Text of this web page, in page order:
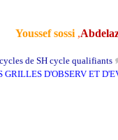
,
Youssef sossi
de SH cycle qualifiants
GRILLES D'OBSERV ET